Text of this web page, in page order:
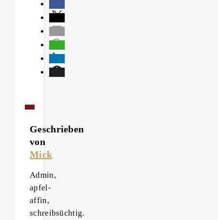
Geschrieben
von
Mick
Admin,
apfel-
affin,
schreibsüchtig.